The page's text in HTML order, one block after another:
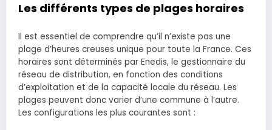
Les différents types de plages horaires
Il est essentiel de comprendre qu’il n’existe pas une
plage d’heures creuses unique pour toute la France. Ces
horaires sont déterminés par Enedis, le gestionnaire du
réseau de distribution, en fonction des conditions
d’exploitation et de la capacité locale du réseau. Les
plages peuvent donc varier d’une commune à l’autre.
Les configurations les plus courantes sont :